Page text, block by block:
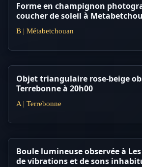
Forme en champignon
coucher de soleil à
B | Métabetchouan
Objet triangulaire rose-beige
Terrebonne à 20h00
A | Terrebonne
Boule lumineuse observée à
de vibrations et de sons